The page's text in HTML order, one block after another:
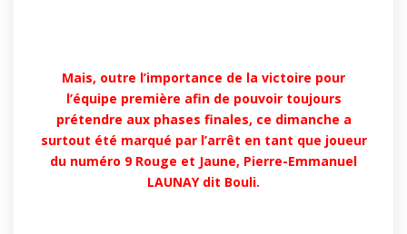
Mais, outre l’importance de la victoire pour
l’équipe première afin de pouvoir toujours
prétendre aux phases finales, ce dimanche a
surtout été marqué par l’arrêt en tant que joueur
du numéro 9 Rouge et Jaune, Pierre-Emmanuel
LAUNAY dit Bouli.